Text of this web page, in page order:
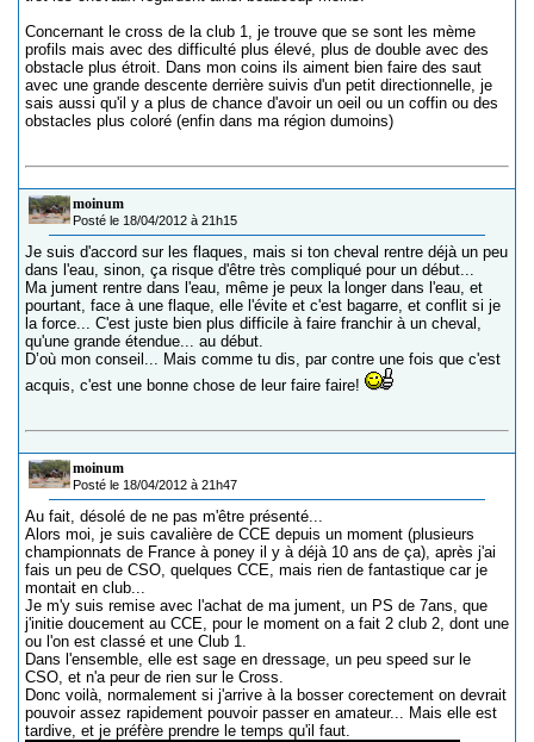
Concernant le cross de la club 1, je trouve que se sont les mème
profils mais avec des difficulté plus élevé, plus de double avec des
obstacle plus étroit. Dans mon coins ils aiment bien faire des saut
avec une grande descente derrière suivis d'un petit directionnelle, je
sais aussi qu'il y a plus de chance d'avoir un oeil ou un coffin ou des
obstacles plus coloré (enfin dans ma région dumoins)
moinum
Posté le 18/04/2012 à 21h15
Je suis d'accord sur les flaques, mais si ton cheval rentre déjà un peu
dans l'eau, sinon, ça risque d'être très compliqué pour un début...
Ma jument rentre dans l'eau, même je peux la longer dans l'eau, et
pourtant, face à une flaque, elle l'évite et c'est bagarre, et conflit si je
la force... C'est juste bien plus difficile à faire franchir à un cheval,
qu'une grande étendue... au début.
D’où mon conseil... Mais comme tu dis, par contre une fois que c'est
acquis, c'est une bonne chose de leur faire faire!
moinum
Posté le 18/04/2012 à 21h47
Au fait, désolé de ne pas m'être présenté...
Alors moi, je suis cavalière de CCE depuis un moment (plusieurs
championnats de France à poney il y à déjà 10 ans de ça), après j'ai
fais un peu de CSO, quelques CCE, mais rien de fantastique car je
montait en club...
Je m'y suis remise avec l'achat de ma jument, un PS de 7ans, que
j'initie doucement au CCE, pour le moment on a fait 2 club 2, dont une
ou l'on est classé et une Club 1.
Dans l'ensemble, elle est sage en dressage, un peu speed sur le
CSO, et n'a peur de rien sur le Cross.
Donc voilà, normalement si j'arrive à la bosser corectement on devrait
pouvoir assez rapidement pouvoir passer en amateur... Mais elle est
tardive, et je préfère prendre le temps qu'il faut.